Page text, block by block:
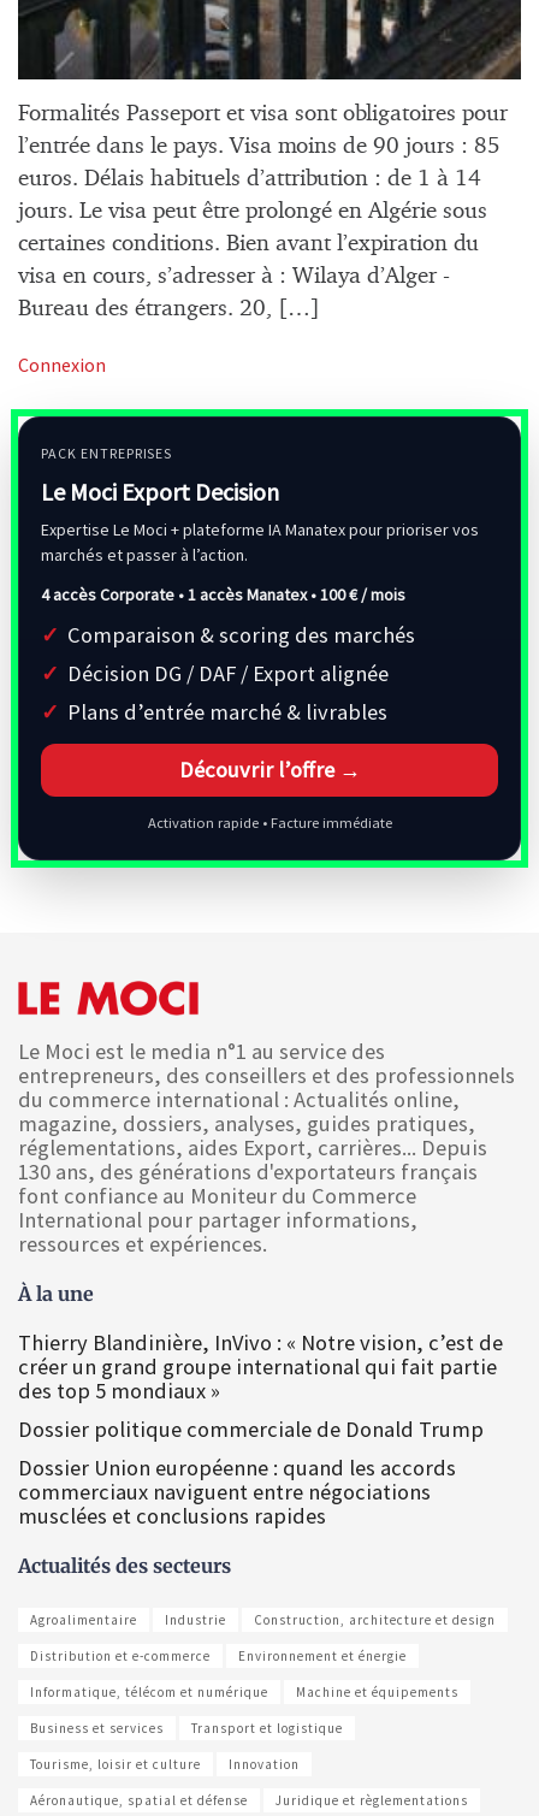
Formalités Passeport et visa sont obligatoires pour
l’entrée dans le pays. Visa moins de 90 jours : 85
euros. Délais habituels d’attribution : de 1 à 14
jours. Le visa peut être prolongé en Algérie sous
certaines conditions. Bien avant l’expiration du
visa en cours, s’adresser à : Wilaya d’Alger -
Bureau des étrangers. 20, […]
Connexion
PACK ENTREPRISES
Le Moci Export Decision
Expertise Le Moci + plateforme IA Manatex pour prioriser vos
marchés et passer à l’action.
4 accès Corporate • 1 accès Manatex •100 € / mois
Comparaison & scoring des marchés
Décision DG / DAF / Export alignée
Plans d’entrée marché & livrables
Découvrir l’offre →
Activation rapide • Facture immédiate
Le Moci est le media n°1 au service des
entrepreneurs, des conseillers et des professionnels
du commerce international : Actualités online,
magazine, dossiers, analyses, guides pratiques,
réglementations, aides Export, carrières... Depuis
130 ans, des générations d'exportateurs français
font confiance au Moniteur du Commerce
International pour partager informations,
ressources et expériences.
À la une
Thierry Blandinière, InVivo : « Notre vision, c’est de
créer un grand groupe international qui fait partie
des top 5 mondiaux »
Dossier politique commerciale de Donald Trump
Dossier Union européenne : quand les accords
commerciaux naviguent entre négociations
musclées et conclusions rapides
Actualités des secteurs
Agroalimentaire Industrie Construction, architecture et design
Distribution et e-commerce Environnement et énergie
Informatique, télécom et numérique Machine et équipements
Business et services Transport et logistique
Tourisme, loisir et culture Innovation
Aéronautique, spatial et défense Juridique et règlementations